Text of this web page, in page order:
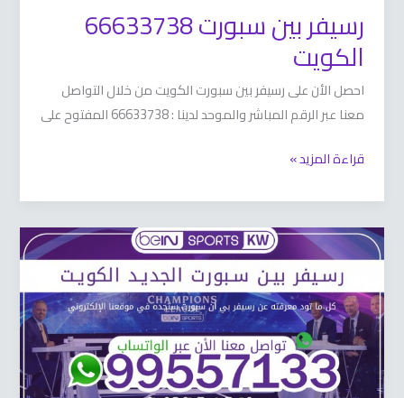
رسيفر بين سبورت 66633738
الكويت
احصل الأن على رسيفر بين سبورت الكويت من خلال التواصل
معنا عبر الرقم المباشر والموحد لدينا : 66633738 المفتوح على
قراءة المزيد »
رسيفر
بي
ان
سبورت
الجديد
66633738
الكويت